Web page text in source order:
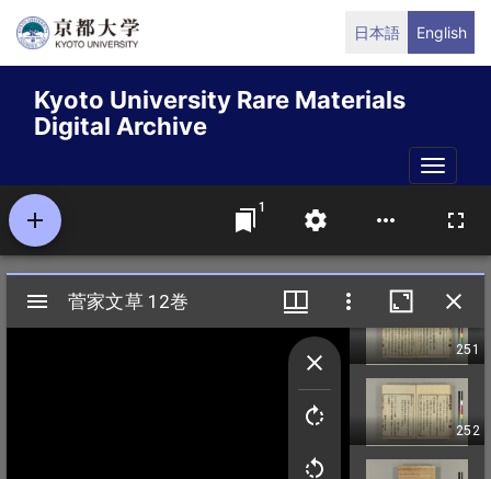
Skip
content
日本語 English
Kyoto University Rare Materials
Digital Archive
Toggle